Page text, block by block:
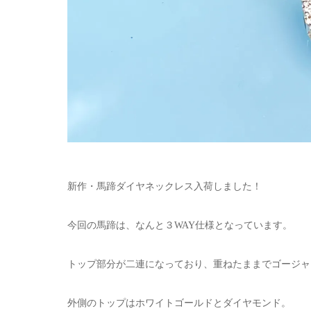
新作・馬蹄ダイヤネックレス入荷しました！
今回の馬蹄は、なんと３WAY仕様となっています。
トップ部分が二連になっており、重ねたままでゴージ
外側のトップはホワイトゴールドとダイヤモンド。